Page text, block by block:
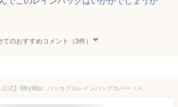
てのおすすめコメント（3件）
ギフト対象【Wpc.公式】WbyWpc. パッカブルレインバッグカバー《メール便対象》【撥水＆防水加工生地 レディース 女性 マチあり 大きい開け口 収納力バツグン エコバッグ トートバッグ サブバッグ コンパクト収納 折りたたみ おしゃれ】